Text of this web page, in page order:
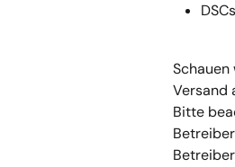
Versand
Bitte